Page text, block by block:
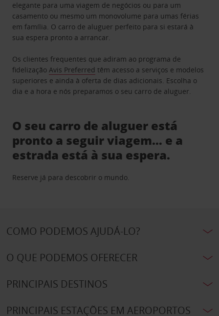
elegante para uma viagem de negócios ou para um
casamento ou mesmo um monovolume para umas férias
em família. O carro de aluguer perfeito para si estará à
sua espera pronto a arrancar.
Os clientes frequentes que adiram ao programa de
fidelizaçãoAvis Preferred têm acesso a serviços e modelos
superiores e ainda à oferta de dias adicionais. Escolha o
dia e a hora e nós preparamos o seu carro de aluguer.
O seu carro de aluguer está
pronto a seguir viagem… e a
estrada está à sua espera.
Reserve já para descobrir o mundo.
COMO PODEMOS AJUDÁ-LO?
O QUE PODEMOS OFERECER
PRINCIPAIS DESTINOS
PRINCIPAIS ESTAÇÕES EM AEROPORTOS